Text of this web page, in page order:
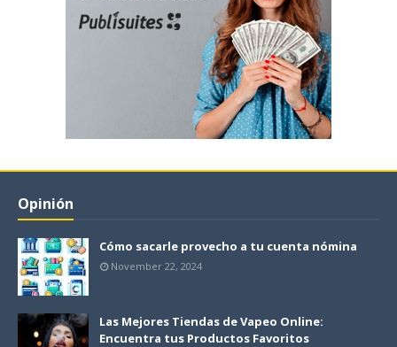
Opinión
Cómo sacarle provecho a tu cuenta nómina
November 22, 2024
Las Mejores Tiendas de Vapeo Online:
Encuentra tus Productos Favoritos